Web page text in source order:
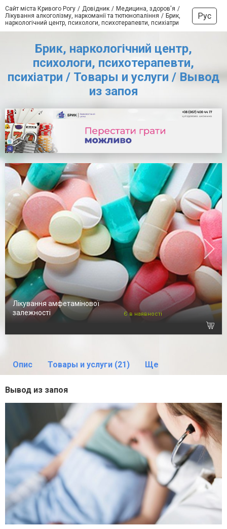
Сайт міста Кривого Рогу Довідник
Медицина, здоров'я
Лікування алкоголізму, наркоманії та тютюнопаління
Брик,
наркологічний центр, психологи, психотерапевти, психіатри
Рус
Брик, наркологічний центр,
психологи, психотерапевти,
психіатри / Товары и услуги / Вывод
из запоя
Лікування амфетамінової
залежності
Є в наявності
Опис Товары и услуги (21) Ще
Вывод из запоя